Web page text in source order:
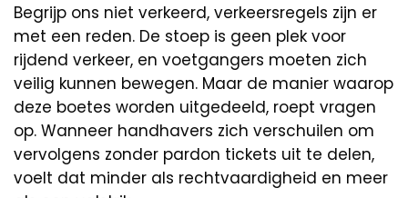
Begrijp ons niet verkeerd, verkeersregels zijn er
met een reden. De stoep is geen plek voor
rijdend verkeer, en voetgangers moeten zich
veilig kunnen bewegen. Maar de manier waarop
deze boetes worden uitgedeeld, roept vragen
op. Wanneer handhavers zich verschuilen om
vervolgens zonder pardon tickets uit te delen,
voelt dat minder als rechtvaardigheid en meer